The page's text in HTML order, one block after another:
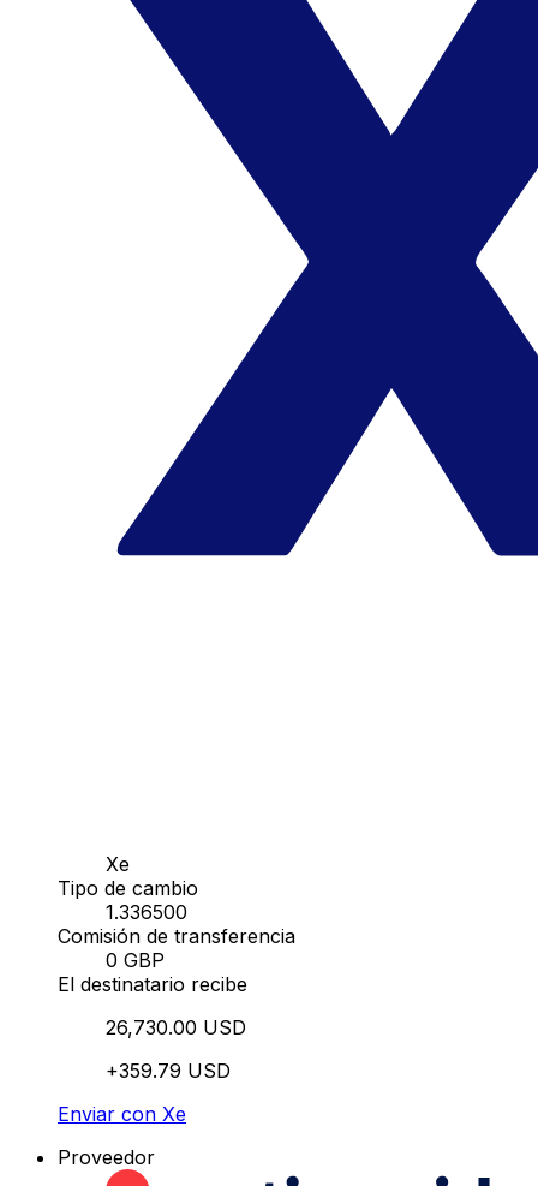
Xe
Tipo de cambio
1.336500
Comisión de transferencia
0 GBP
El destinatario recibe
26,730.00 USD
+359.79 USD
Enviar con Xe
Proveedor